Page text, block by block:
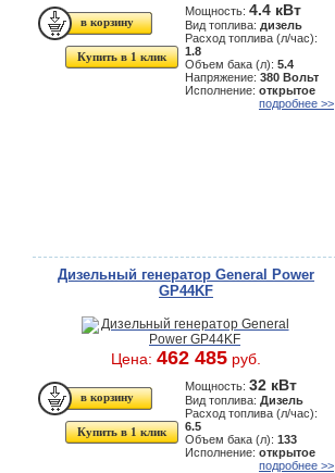
Купить в 1 клик
Мощность: 4.4 кВт
Вид топлива: дизель
Расход топлива (л/час):
1.8
Объем бака (л): 5.4
Напряжение: 380 Вольт
Исполнение: открытое
подробнее >>
Дизельный генератор General Power
GP44KF
Цена: 462 485 руб.
Купить в 1 клик
Мощность: 32 кВт
Вид топлива: Дизель
Расход топлива (л/час):
6.5
Объем бака (л): 133
Исполнение: открытое
подробнее >>